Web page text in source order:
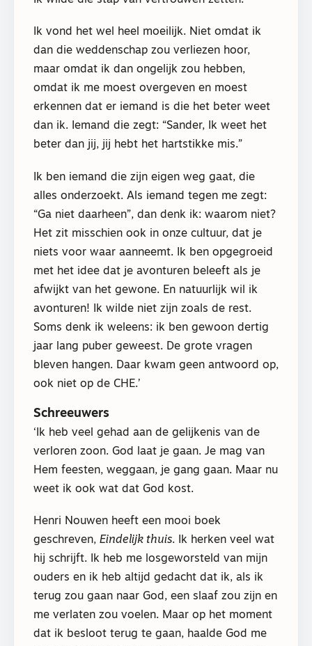
Ik vond het wel heel moeilijk. Niet omdat ik
dan die weddenschap zou verliezen hoor,
maar omdat ik dan ongelijk zou hebben,
omdat ik me moest overgeven en moest
erkennen dat er iemand is die het beter weet
dan ik. Iemand die zegt: “Sander, Ik weet het
beter dan jij, jij hebt het hartstikke mis.”
Ik ben iemand die zijn eigen weg gaat, die
alles onderzoekt. Als iemand tegen me zegt:
“Ga niet daarheen”, dan denk ik: waarom niet?
Het zit misschien ook in onze cultuur, dat je
niets voor waar aanneemt. Ik ben opgegroeid
met het idee dat je avonturen beleeft als je
afwijkt van het gewone. En natuurlijk wil ik
avonturen! Ik wilde niet zijn zoals de rest.
Soms denk ik weleens: ik ben gewoon dertig
jaar lang puber geweest. De grote vragen
bleven hangen. Daar kwam geen antwoord op,
ook niet op de CHE.’
Schreeuwers
‘Ik heb veel gehad aan de gelijkenis van de
verloren zoon. God laat je gaan. Je mag van
Hem feesten, weggaan, je gang gaan. Maar nu
weet ik ook wat dat God kost.
Henri Nouwen heeft een mooi boek
geschreven, Eindelijk thuis. Ik herken veel wat
hij schrijft. Ik heb me losgeworsteld van mijn
ouders en ik heb altijd gedacht dat ik, als ik
terug zou gaan naar God, een slaaf zou zijn en
me verlaten zou voelen. Maar op het moment
dat ik besloot terug te gaan, haalde God me